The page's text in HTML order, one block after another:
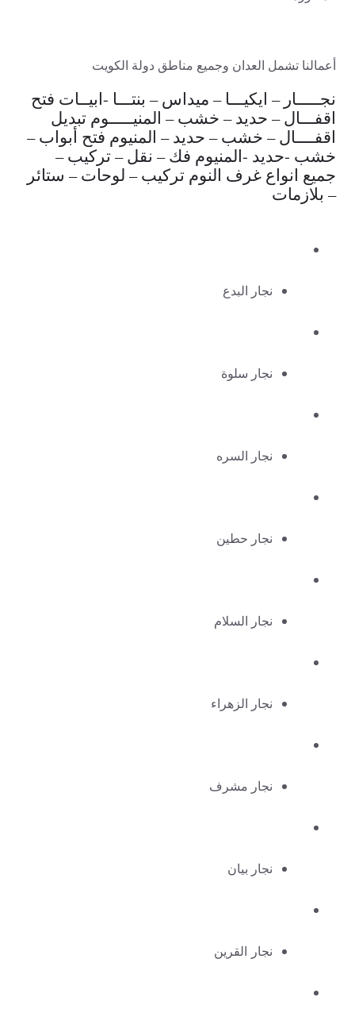
أعمالنا تشمل العدان وجميع مناطق دولة الكويت
نجـــــار – ايكيـــا – ميداس – بنتـــا -ابيــات فتح
اقفـــال – حديد – خشب – المنيـــــوم تبديل
اقفــــال – خشب – حديد – المنيوم فتح أبواب –
خشب -حديد -المنيوم فك – نقل – تركيب –
جميع انواع غرف النوم تركيب – لوحات – ستائر
– بلازمات
نجار البدع
نجار سلوة
نجار السره
نجار حطين
نجار السلام
نجار الزهراء
نجار مشرف
نجار بيان
نجار القرين